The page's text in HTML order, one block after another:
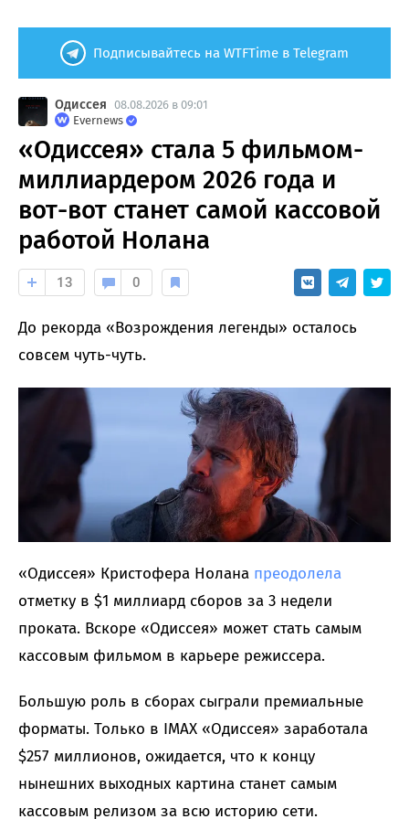
Подписывайтесь на WTFTime в Telegram
Одиссея 08.08.2026 в 09:01
Evernews
«Одиссея» стала 5 фильмом-
миллиардером 2026 года и
вот-вот станет самой кассовой
работой Нолана
13 0
До рекорда «Возрождения легенды» осталось
совсем чуть-чуть.
«Одиссея» Кристофера Нолана преодолела
отметку в $1 миллиард сборов за 3 недели
проката. Вскоре «Одиссея» может стать самым
кассовым фильмом в карьере режиссера.
Большую роль в сборах сыграли премиальные
форматы. Только в IMAX «Одиссея» заработала
$257 миллионов, ожидается, что к концу
нынешних выходных картина станет самым
кассовым релизом за всю историю сети.